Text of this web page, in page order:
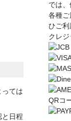
っては
と日程
では
各種
ひご利
クレ
QRコ